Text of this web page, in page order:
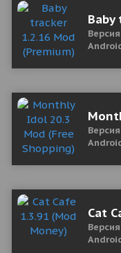
Baby
Cat